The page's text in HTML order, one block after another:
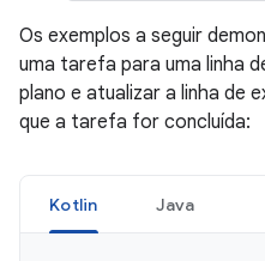
Os exemplos a seguir
uma tarefa para uma linha
plano e atualizar a linha de
que a tarefa for concluída:
Kotlin Java